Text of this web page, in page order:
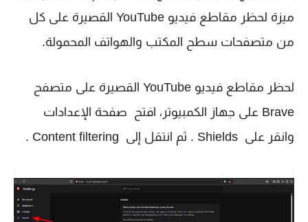
ميزة لحظر مقاطع فيديو YouTube القصيرة على كل
من متصفحات سطح المكتب والهواتف المحمولة.
لحظر مقاطع فيديو YouTube القصيرة على متصفح
Brave على جهاز الكمبيوتر، افتح صفحة الإعدادات
وانقر على Shields . ثم انتقل إلى Content filtering .